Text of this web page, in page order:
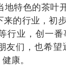
地特色的茶叶
的行业，初
行业，创一
友们，也希
康。